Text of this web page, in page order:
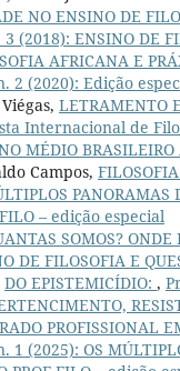
NO ENSINO DE
(2018): ENSINO DE
AFRICANA E
(2020): Edição
LETRAMENTO
Internacional de
MÉDIO
Campos,
– edição especial
SOMOS? ONDE
DE FILOSOFIA E
DO EPISTEMICÍDIO: ,
PROFISSIONAL
(2025): OS